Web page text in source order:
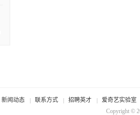
新闻动态 联系方式 招聘英才
爱奇艺实验室
Copyright ©